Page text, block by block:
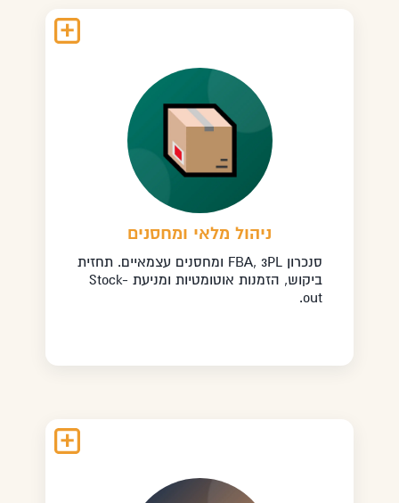
ניהול מלאי ומחסנים
סנכרון FBA, 3PL ומחסנים עצמאיים. תחזית
ביקוש, הזמנות אוטומטיות ומניעת Stock-
out.